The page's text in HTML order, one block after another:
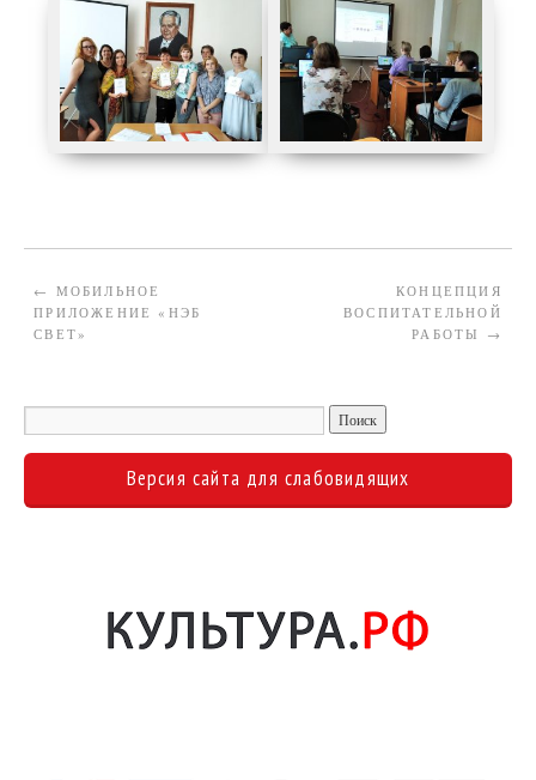
← МОБИЛЬНОЕ
ПРИЛОЖЕНИЕ «НЭБ
СВЕТ»
КОНЦЕПЦИЯ
ВОСПИТАТЕЛЬНОЙ
РАБОТЫ →
Версия сайта для слабовидящих